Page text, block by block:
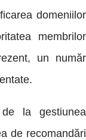
domeniilor
membrilor
un număr
la gestiunea
de recomandări